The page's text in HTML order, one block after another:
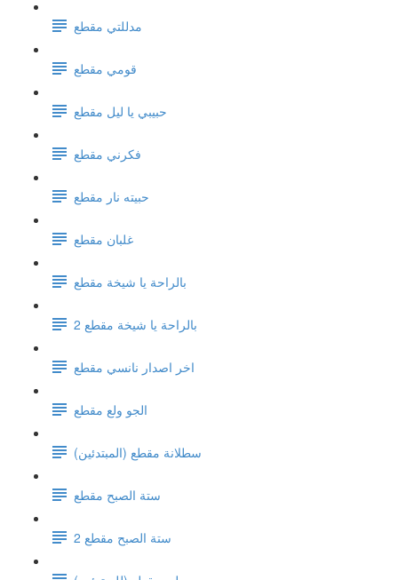
مدللتي مقطع
قومي مقطع
حبيبي يا ليل مقطع
فكرني مقطع
حبيته نار مقطع
غلبان مقطع
بالراحة يا شيخة مقطع
بالراحة يا شيخة مقطع 2
اخر اصدار نانسي مقطع
الجو ولع مقطع
سطلانة مقطع (المبتدئين)
ستة الصبح مقطع
ستة الصبح مقطع 2